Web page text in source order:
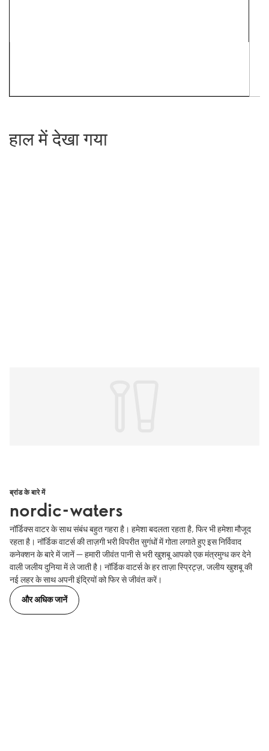
हाल में देखा गया
ब्रांड के बारे में
nordic-waters
नॉर्डिक्स वाटर के साथ संबंध बहुत गहरा है। हमेशा बदलता रहता है, फिर भी हमेशा मौजूद
रहता है। नॉर्डिक वाटर्स की ताज़गी भरी विपरीत सुगंधों में गोता लगाते हुए इस निर्विवाद
कनेक्शन के बारे में जानें — हमारी जीवंत पानी से भरी खुशबू आपको एक मंत्रमुग्ध कर देने
वाली जलीय दुनिया में ले जाती है। नॉर्डिक वाटर्स के हर ताज़ा स्प्रिट्ज़, जलीय खुशबू की
नई लहर के साथ अपनी इंद्रियों को फिर से जीवंत करें।
और अधिक जानें